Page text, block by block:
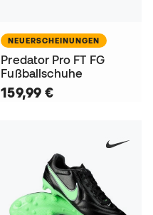
NEUERSCHEINUNGEN
Predator Pro FT FG
Fußballschuhe
159,99 €